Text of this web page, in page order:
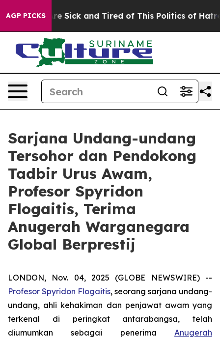
AGP PICKSAre Sick and Tired of This Politics of Hatred”
Sarjana Undang-undang
Tersohor dan Pendokong
Tadbir Urus Awam,
Profesor Spyridon
Flogaitis, Terima
Anugerah Warganegara
Global Berprestij
LONDON, Nov. 04, 2025 (GLOBE NEWSWIRE) --
Profesor Spyridon Flogaitis, seorang sarjana undang-
undang, ahli kehakiman dan penjawat awam yang
terkenal di peringkat antarabangsa, telah
diumumkan sebagai penerima Anugerah